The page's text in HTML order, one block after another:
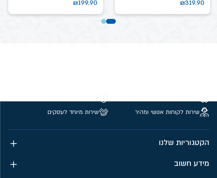
₪319.90
₪199.90
שירות לקוחות אנושי ומהיר
שירות מיוחד לעסקים
הקטגוריות שלנו
מידע חשוב